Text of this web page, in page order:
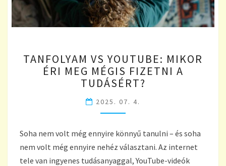
VS
YOUTUBE:
MIKOR
MEG
MÉGIS
A
TUDÁSÉRT?
TANFOLYAM VS YOUTUBE: MIKOR
ÉRI MEG MÉGIS FIZETNI A
TUDÁSÉRT?
2025. 07. 4.
Soha nem volt még ennyire könnyű tanulni – és soha
nem volt még ennyire nehéz választani. Az internet
tele van ingyenes tudásanyaggal, YouTube-videók